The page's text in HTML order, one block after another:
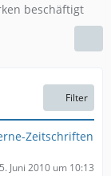
beschäftigt
Filter
Zeitschriften
Juni 2010 um 10:13